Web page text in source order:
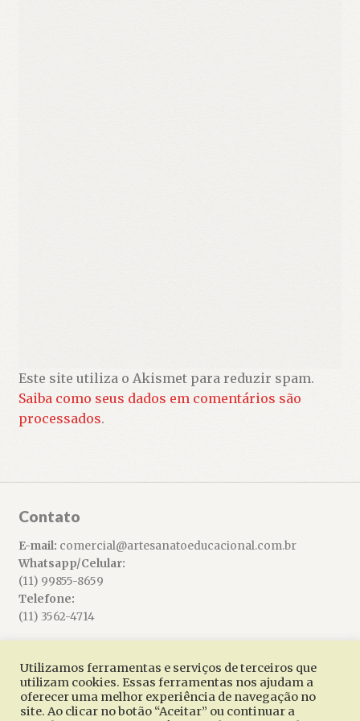
Este site utiliza o Akismet para reduzir spam.
Saiba como seus dados em comentários são
processados.
Contato
E-mail: comercial@artesanatoeducacional.com.br
Whatsapp/Celular:
(11) 99855-8659
Telefone:
(11) 3562-4714
© Artesanato Educacional 2026
Utilizamos ferramentas e serviços de terceiros que
utilizam cookies. Essas ferramentas nos ajudam a
oferecer uma melhor experiência de navegação no
site. Ao clicar no botão “Aceitar” ou continuar a